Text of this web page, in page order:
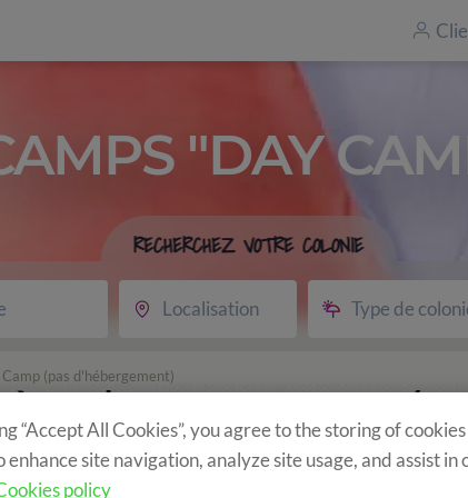
"DAY
RECHERCHEZ VOTRE COLONIE
Localisation Type de
(pas d'hébergement)
20h - Day Camp
“Accept All Cookies”, you agree to the storing of
enhance site navigation, analyze site usage, and assist in
policy